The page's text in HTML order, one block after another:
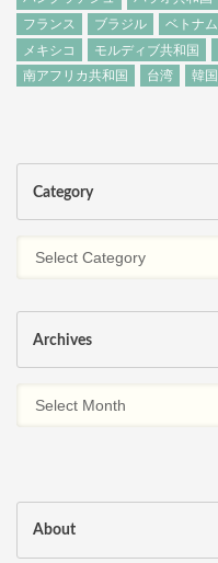
フランス
ブラジル ベトナム
メキシコ
モルディブ共和国
南アフリカ共和国
台湾 韓国
Category
Archives
About